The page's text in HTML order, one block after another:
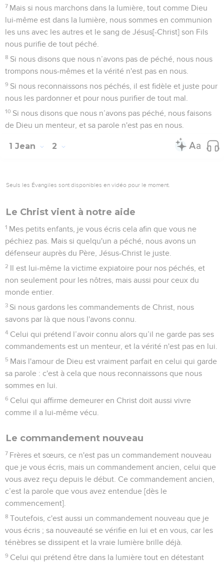
7 Mais si nous marchons dans la lumière, tout comme Dieu
lui-même est dans la lumière, nous sommes en communion
les uns avec les autres et le sang de Jésus[-Christ] son Fils
nous purifie de tout péché.
8 Si nous disons que nous n’avons pas de péché, nous nous
trompons nous-mêmes et la vérité n'est pas en nous.
9 Si nous reconnaissons nos péchés, il est fidèle et juste pour
nous les pardonner et pour nous purifier de tout mal.
10 Si nous disons que nous n’avons pas péché, nous faisons
de Dieu un menteur, et sa parole n'est pas en nous.
1 Jean 2
Seuls les Évangiles sont disponibles en vidéo pour le moment.
Le Christ vient à notre aide
1 Mes petits enfants, je vous écris cela afin que vous ne
péchiez pas. Mais si quelqu'un a péché, nous avons un
défenseur auprès du Père, Jésus-Christ le juste.
2 Il est lui-même la victime expiatoire pour nos péchés, et
non seulement pour les nôtres, mais aussi pour ceux du
monde entier.
3 Si nous gardons les commandements de Christ, nous
savons par là que nous l'avons connu.
4 Celui qui prétend l’avoir connu alors qu’il ne garde pas ses
commandements est un menteur, et la vérité n'est pas en lui.
5 Mais l'amour de Dieu est vraiment parfait en celui qui garde
sa parole : c'est à cela que nous reconnaissons que nous
sommes en lui.
6 Celui qui affirme demeurer en Christ doit aussi vivre
comme il a lui-même vécu.
Le commandement nouveau
7 Frères et sœurs, ce n'est pas un commandement nouveau
que je vous écris, mais un commandement ancien, celui que
vous avez reçu depuis le début. Ce commandement ancien,
c’est la parole que vous avez entendue [dès le
commencement].
8 Toutefois, c'est aussi un commandement nouveau que je
vous écris ; sa nouveauté se vérifie en lui et en vous, car les
ténèbres se dissipent et la vraie lumière brille déjà.
9 Celui qui prétend être dans la lumière tout en détestant